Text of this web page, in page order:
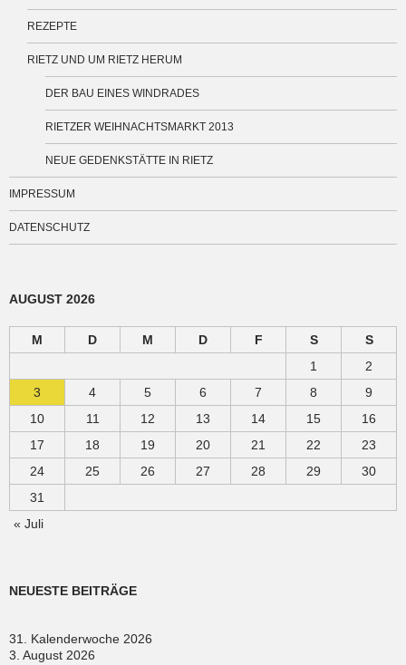
REZEPTE
RIETZ UND UM RIETZ HERUM
DER BAU EINES WINDRADES
RIETZER WEIHNACHTSMARKT 2013
NEUE GEDENKSTÄTTE IN RIETZ
IMPRESSUM
DATENSCHUTZ
AUGUST 2026
M D M D F S
S
1
2
3
4 5 6 7 8
9
10
11 12 13 14 15
16
17
18 19 20 21 22
23
24
25 26 27 28 29
30
31
« Juli
NEUESTE BEITRÄGE
31. Kalenderwoche 2026
3. August 2026